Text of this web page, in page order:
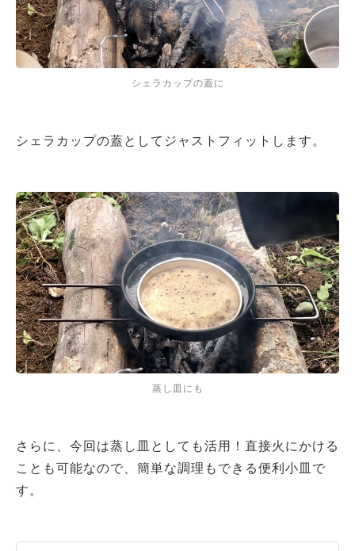
シェラカップの蓋に
シェラカップの蓋としてジャストフィットします。
蒸し皿にも
さらに、今回は蒸し皿としても活用！直接火にかける
ことも可能なので、簡単な調理もできる便利小皿で
す。